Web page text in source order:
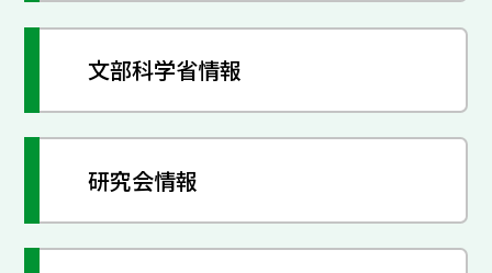
文部科学省情報
研究会情報